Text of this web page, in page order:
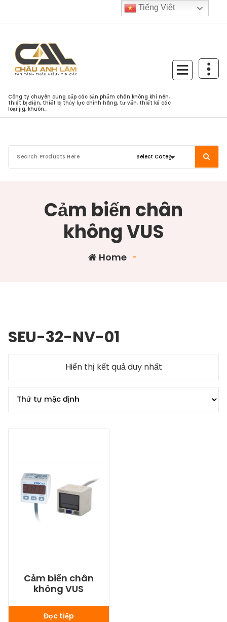
Công ty chuyên cung cấp các sản phẩm chân không khí nén,
thiết bị điện, thiết bị thủy lực chính hãng, tư vấn, thiết kế các
loại jig, khuôn...
Cảm biến chân
không VUS
Home -
SEU-32-NV-01
Hiển thị kết quả duy nhất
Cảm biến chân
không VUS
Đọc tiếp
Tiếng Việt